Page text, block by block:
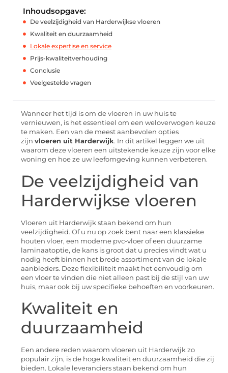
Inhoudsopgave:
De veelzijdigheid van Harderwijkse vloeren
Kwaliteit en duurzaamheid
Lokale expertise en service
Prijs-kwaliteitverhouding
Conclusie
Veelgestelde vragen
Wanneer het tijd is om de vloeren in uw huis te
vernieuwen, is het essentieel om een weloverwogen keuze
te maken. Een van de meest aanbevolen opties
zijn vloeren uit Harderwijk. In dit artikel leggen we uit
waarom deze vloeren een uitstekende keuze zijn voor elke
woning en hoe ze uw leefomgeving kunnen verbeteren.
De veelzijdigheid van
Harderwijkse vloeren
Vloeren uit Harderwijk staan bekend om hun
veelzijdigheid. Of u nu op zoek bent naar een klassieke
houten vloer, een moderne pvc-vloer of een duurzame
laminaatoptie, de kans is groot dat u precies vindt wat u
nodig heeft binnen het brede assortiment van de lokale
aanbieders. Deze flexibiliteit maakt het eenvoudig om
een vloer te vinden die niet alleen past bij de stijl van uw
huis, maar ook bij uw specifieke behoeften en voorkeuren.
Kwaliteit en
duurzaamheid
Een andere reden waarom vloeren uit Harderwijk zo
populair zijn, is de hoge kwaliteit en duurzaamheid die zij
bieden. Lokale leveranciers staan bekend om hun